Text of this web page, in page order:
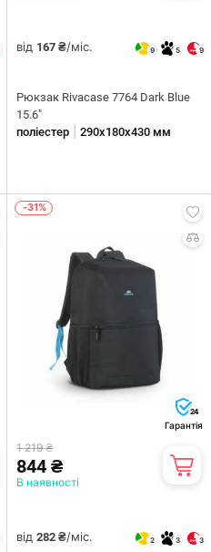
від 167 ₴/міс. 9 5 9
Рюкзак Rivacase 7764 Dark Blue
15.6"
поліестер
290х180х430 мм
-31%
24
Гарантія
1 219 ₴
844 ₴
В наявності
від 282 ₴/міс. 2 3 3